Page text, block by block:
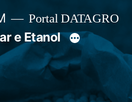
Portal DATAGRO
e Etanol